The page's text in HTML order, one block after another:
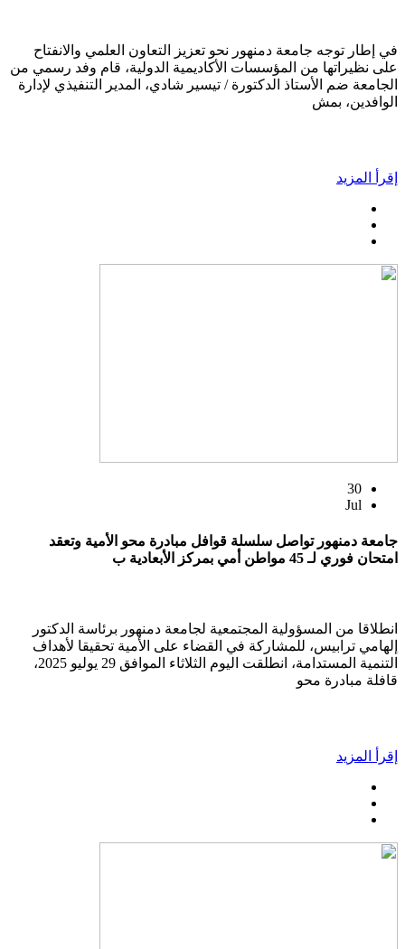
في إطار توجه جامعة دمنهور نحو تعزيز التعاون العلمي والانفتاح
على نظيراتها من المؤسسات الأكاديمية الدولية، قام وفد رسمي من
الجامعة ضم الأستاذ الدكتورة / تيسير شادي، المدير التنفيذي لإدارة
الوافدين، بمش
إقرأ المزيد
30
Jul
جامعة دمنهور تواصل سلسلة قوافل مبادرة محو الأمية وتعقد
امتحان فوري لـ 45 مواطن أمي بمركز الأبعادية ب
انطلاقا من المسؤولية المجتمعية لجامعة دمنهور برئاسة الدكتور
إلهامي ترابيس، للمشاركة في القضاء على الأمية تحقيقا لأهداف
التنمية المستدامة، انطلقت اليوم الثلاثاء الموافق 29 يوليو 2025،
قافلة مبادرة محو
إقرأ المزيد